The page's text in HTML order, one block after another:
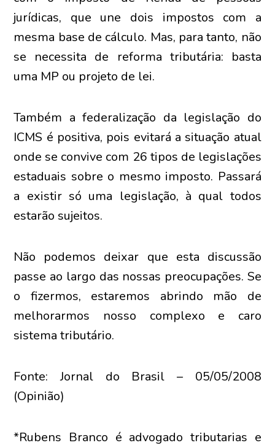
jurídicas, que une dois impostos com a
mesma base de cálculo. Mas, para tanto, não
se necessita de reforma tributária: basta
uma MP ou projeto de lei.
Também a federalização da legislação do
ICMS é positiva, pois evitará a situação atual
onde se convive com 26 tipos de legislações
estaduais sobre o mesmo imposto. Passará
a existir só uma legislação, à qual todos
estarão sujeitos.
Não podemos deixar que esta discussão
passe ao largo das nossas preocupações. Se
o fizermos, estaremos abrindo mão de
melhorarmos nosso complexo e caro
sistema tributário.
Fonte: Jornal do Brasil – 05/05/2008
(Opinião)
*Rubens Branco é advogado tributarias e